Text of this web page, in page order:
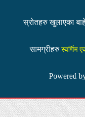
स्रोतहरु खुलाएका
सामग्रीहरु स्वर्णिम
Powered